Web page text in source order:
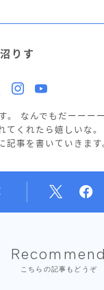
りす
。 なんでもだーーー
てくれたら嬉しいな
記事を書いていきます
Recommend
こちらの記事もどうぞ